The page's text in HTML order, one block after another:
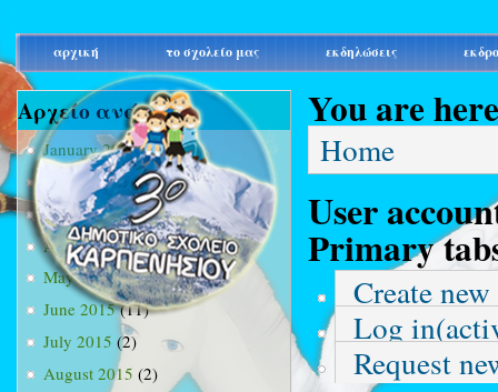
main_menu
αρχική το σχολείο μας εκδηλώσεις
Αρχείο ανά μήνα
January 2015(3)
February 2015(9)
March 2015(34)
April 2015(15)
May 2015(13)
June 2015(11)
July 2015 (2)
August 2015 (2)
You are here
Home
User
Primary
Create
Log in
Request